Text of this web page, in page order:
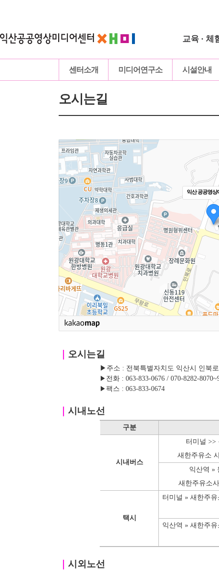
교육 · 체
센터소개 미디어연구소 시설안내
오시는길
익산 공공영상
오시는길
▶주소 : 전북특별자치도 익산시 인북
▶ 전화 : 063-833-0676 / 070-8282-
▶ 팩스 : 063-833-0674
시내노선
구분
시내버스
터미널 >>
새한주유소
익산역 »
새한주유소
택시
터미널 » 새한주
익산역 » 새한주
시외노선